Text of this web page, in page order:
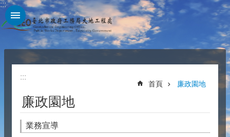
跳到主要內容區塊
:::
:::
首頁 廉政園地
廉政園地
業務宣導